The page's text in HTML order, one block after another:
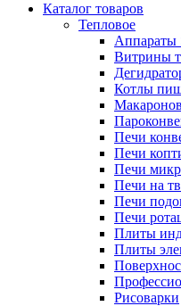
Каталог товаров
Тепловое
Аппараты
Витрины
Котлы
Печи
Печи
Печи
Печи на
Печи
Печи
Плиты
Плиты
Рисоварки